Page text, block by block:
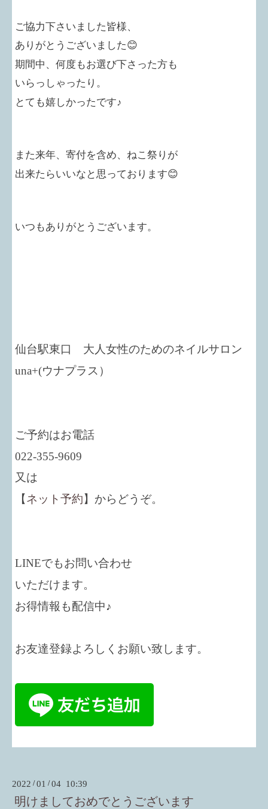
ご協力下さいました皆様、
ありがとうございました😊
期間中、何度もお選び下さった方も
いらっしゃったり。
とても嬉しかったです♪
また来年、寄付を含め、ねこ祭りが
出来たらいいなと思っております😊
いつもありがとうございます。
仙台駅東口 大人女性のためのネイルサロン
una+(ウナプラス）
ご予約はお電話
022-355-9609
又は
【ネット予約】からどうぞ。
LINEでもお問い合わせ
いただけます。
お得情報も配信中♪
お友達登録よろしくお願い致します。
2022 /01 /04 10:39
明けましておめでとうございます